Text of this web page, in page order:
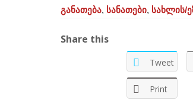
განათება, სანათები, სახლის/
Share this
Tweet
Print